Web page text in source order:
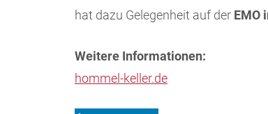
hat dazu Gelegenheit auf der EMO
Weitere Informationen:
hommel-keller.de